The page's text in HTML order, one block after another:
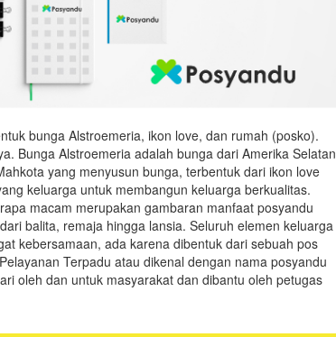
bunga Alstroemeria, ikon love, dan rumah (posko).
Bunga Alstroemeria adalah bunga dari Amerika Selatan
yang menyusun bunga, terbentuk dari ikon love
keluarga untuk membangun keluarga berkualitas.
macam merupakan gambaran manfaat posyandu
balita, remaja hingga lansia. Seluruh elemen keluarga
kebersamaan, ada karena dibentuk dari sebuah pos
Terpadu atau dikenal dengan nama posyandu
oleh dan untuk masyarakat dan dibantu oleh petugas